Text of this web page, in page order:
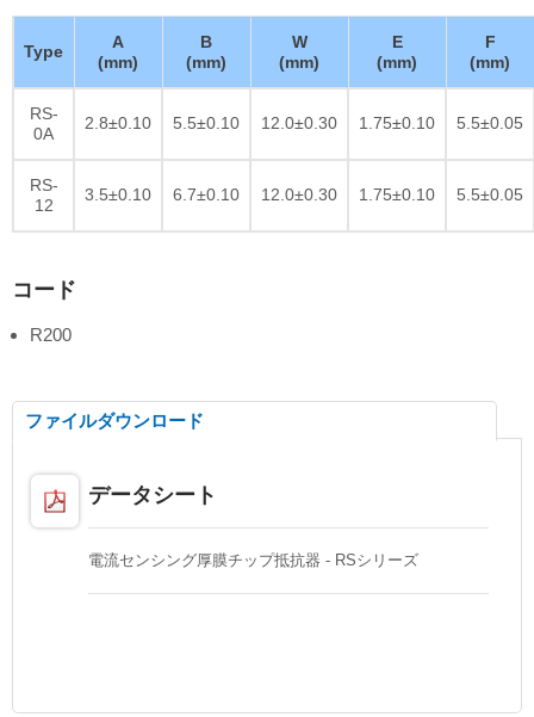
Type
A
(mm)
B
(mm)
W
(mm)
E
(mm)
F
(mm)
RS-
0A
2.8±0.10 5.5±0.10 12.0±0.30 1.75±0.10 5.5±0.05
RS-
12
3.5±0.10 6.7±0.10 12.0±0.30 1.75±0.10 5.5±0.05
コード
R200
ファイルダウンロード
データシート
電流センシング厚膜チップ抵抗器 - RSシリーズ